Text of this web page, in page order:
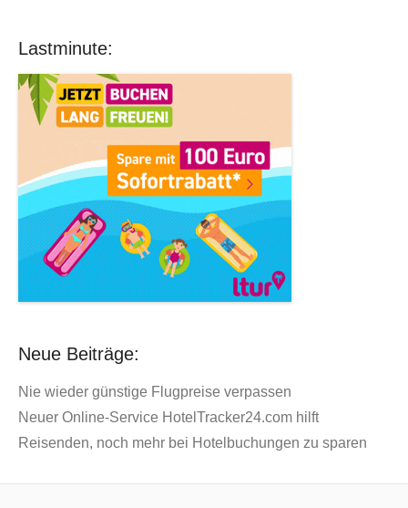
Lastminute:
Neue Beiträge:
Nie wieder günstige Flugpreise verpassen
Neuer Online-Service HotelTracker24.com hilft
Reisenden, noch mehr bei Hotelbuchungen zu sparen